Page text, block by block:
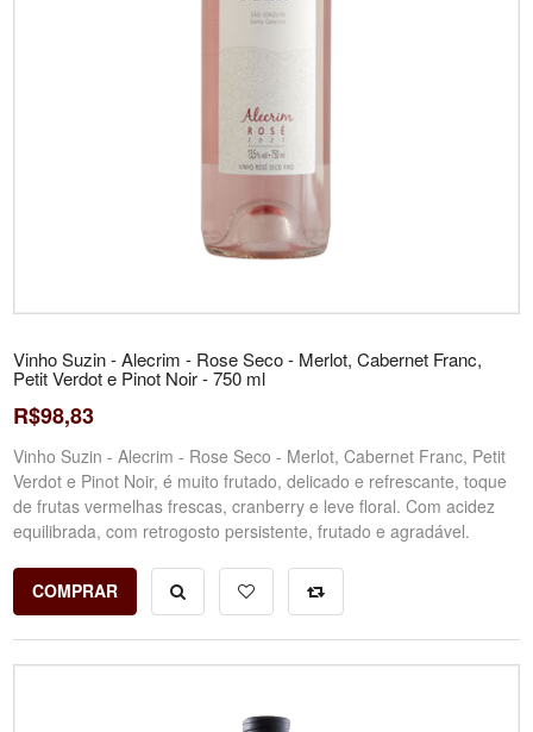
Vinho Suzin - Alecrim - Rose Seco - Merlot, Cabernet Franc,
Petit Verdot e Pinot Noir - 750 ml
R$98,83
Vinho Suzin - Alecrim - Rose Seco - Merlot, Cabernet Franc, Petit
Verdot e Pinot Noir, é muito frutado, delicado e refrescante, toque
de frutas vermelhas frescas, cranberry e leve floral. Com acidez
equilibrada, com retrogosto persistente, frutado e agradável.
COMPRAR